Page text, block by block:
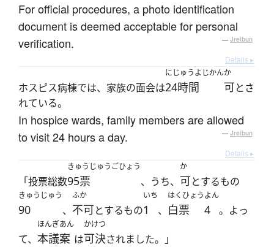
For official procedures, a photo identification
document is deemed acceptable for personal
verification.
— Jreibun
Details ▸
ホスピス病棟では、家族の面会は
にじゅうよじかん
24時間
か
可とさ
れている。
In hospice wards, family members are allowed
to visit 24 hours a day.
— Jreibun
Details ▸
「投票総数
きゅうじゅうごひょう
95票 、うち、
か
可とするもの
きゅうじゅう
90 、
ふか
不可とするもの
いち
1 、
はくひょう
白票
よん
4 。よっ
て、
ほんぎあん
本議案 は
かけつ
可決されました。」